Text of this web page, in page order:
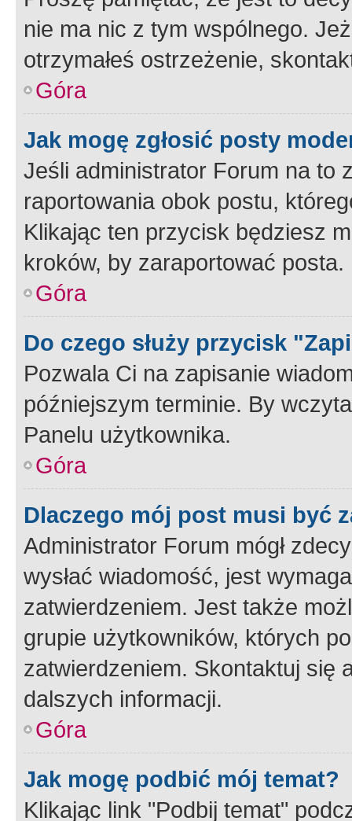
nie ma nic z tym wspólnego.
otrzymałeś ostrzeżenie,
Góra
Jak mogę zgłosić posty
Jeśli administrator Forum na to
raportowania obok postu,
Klikając ten przycisk będziesz
kroków, by zaraportować posta.
Góra
Do czego służy przycisk
Pozwala Ci na zapisanie
późniejszym terminie. By
Panelu użytkownika.
Góra
Dlaczego mój post musi być
Administrator Forum mógł
wysłać wiadomość, jest
zatwierdzeniem. Jest także
grupie użytkowników, których
zatwierdzeniem. Skontaktuj się
dalszych informacji.
Góra
Jak mogę podbić mój temat?
Klikając link "Podbij temat"